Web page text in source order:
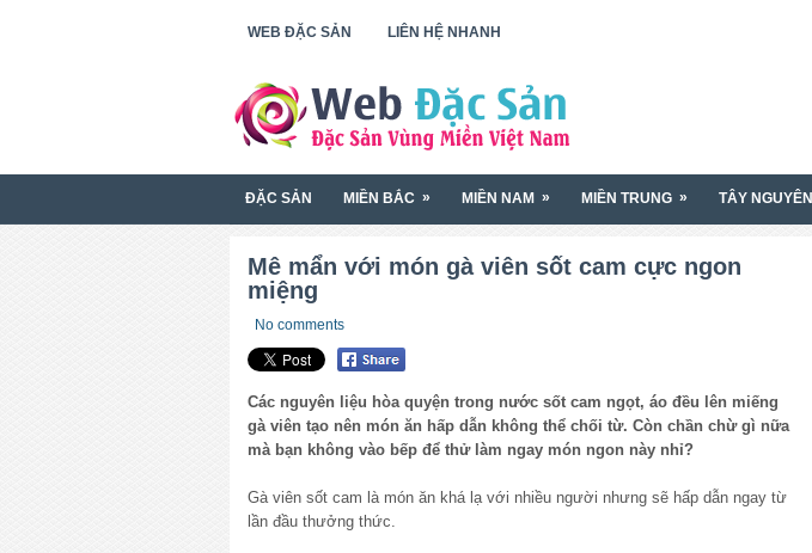
WEB ĐẶC SẢN LIÊN HỆ NHANH
ĐẶC SẢN MIỀN BẮC » MIỀN NAM » MIỀN TRUNG » TÂY NGUYÊN
Mê mẩn với món gà viên sốt cam cực ngon
miệng
No comments
Các nguyên liệu hòa quyện trong nước sốt cam ngọt, áo đều lên miếng
gà viên tạo nên món ăn hấp dẫn không thể chối từ. Còn chần chừ gì nữa
mà bạn không vào bếp để thử làm ngay món ngon này nhỉ?
Gà viên sốt cam là món ăn khá lạ với nhiều người nhưng sẽ hấp dẫn ngay từ
lần đầu thưởng thức.